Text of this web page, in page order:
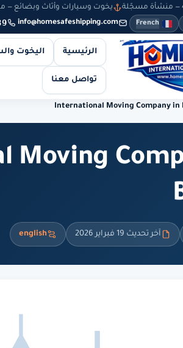
يخوت وسيارات وأثاث وبضائع — من 8 صباحاً حتى 10 مساءً — والطلبات أونلاين طوال
French
info@homesafeshipping.com
الرئيسية اليخوت
تواصل معنا
International Moving Company in
Moving
آخر تحديث 19 فبراير 2026 english